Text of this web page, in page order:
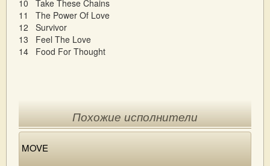
10 Take These Chains
11 The Power Of Love
12 Survivor
13 Feel The Love
14 Food For Thought
Похожие исполнители
MOVE